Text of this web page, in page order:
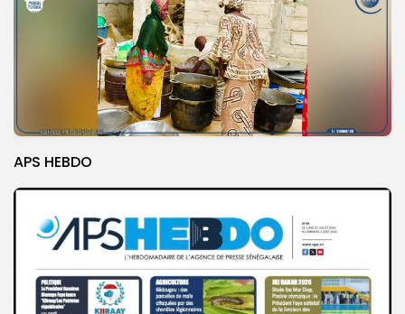
APS HEBDO